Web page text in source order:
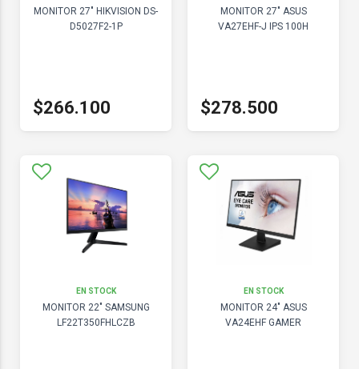
MONITOR 27" HIKVISION DS-
D5027F2-1P
$266.100
MONITOR 27" ASUS
VA27EHF-J IPS 100H
$278.500
EN STOCK
MONITOR 22" SAMSUNG
LF22T350FHLCZB
EN STOCK
MONITOR 24" ASUS
VA24EHF GAMER